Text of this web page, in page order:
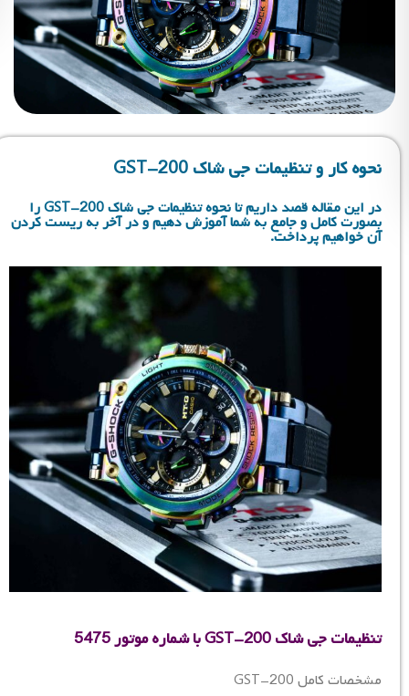
نحوه کار و تنظیمات جی شاک GST-200
در این مقاله قصد داریم تا نحوه تنظیمات جی شاک GST-200 را
بصورت کامل و جامع به شما آموزش دهیم و در آخر به ریست کردن
آن خواهیم پرداخت.
تنظیمات جی شاک GST-200 با شماره موتور 5475
مشخصات کامل GST-200